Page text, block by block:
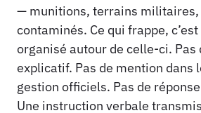
— munitions, terrains militaires,
contaminés. Ce qui frappe,
organisé autour de celle-ci. Pas
explicatif. Pas de mention dans
gestion officiels. Pas de
Une instruction verbale